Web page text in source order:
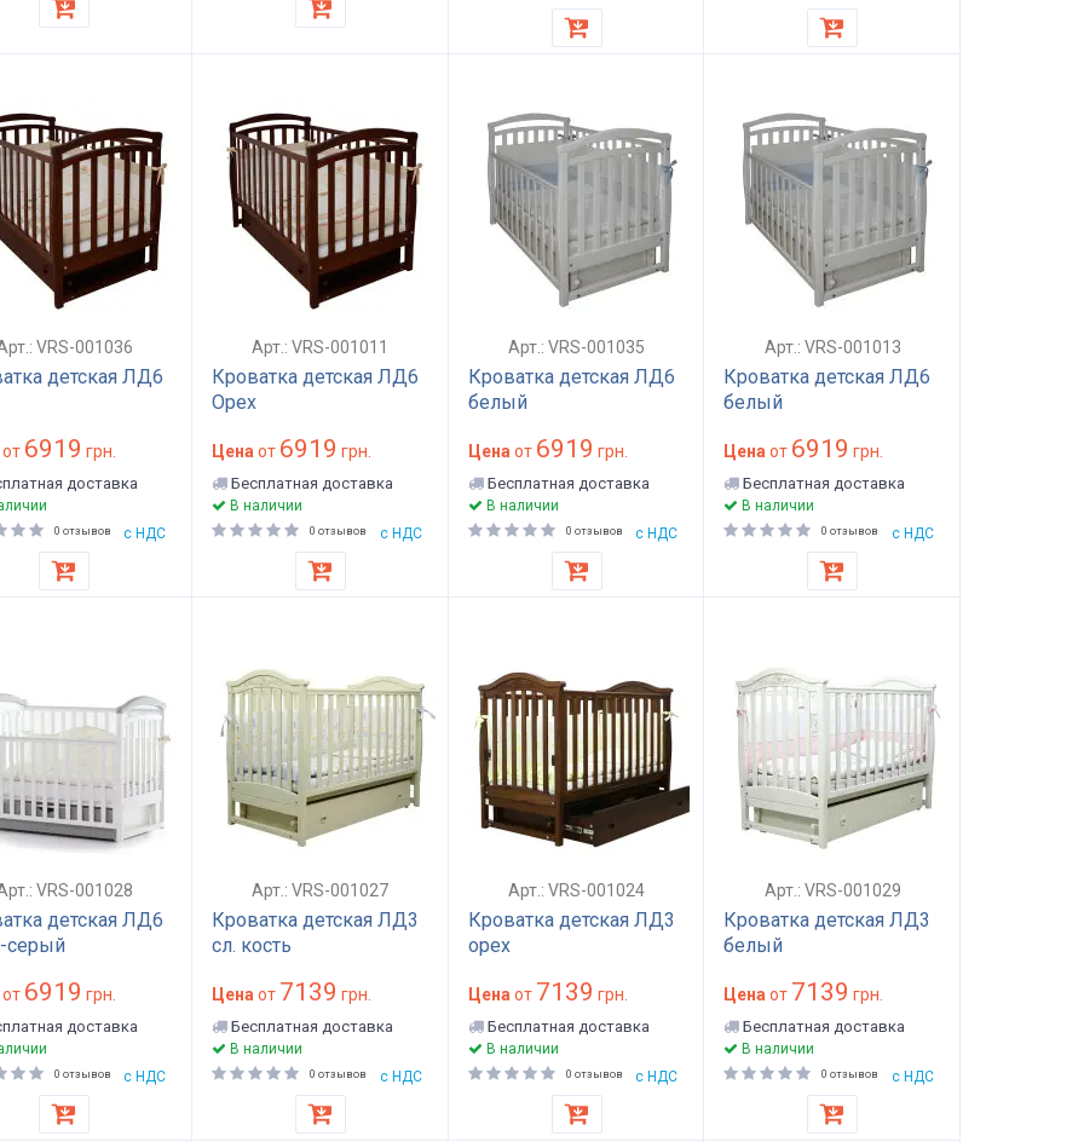
VRS-001036
детская ЛД6
от 6919 грн.
доставка
0 отзывов с НДС
Арт.: VRS-001011
Кроватка детская ЛД6
Орех
Цена от 6919 грн.
Бесплатная доставка
В наличии
0 отзывов с НДС
Арт.: VRS-001035
Кроватка детская ЛД6
белый
Цена от 6919 грн.
Бесплатная доставка
В наличии
0 отзывов с НДС
Арт.: VRS-001013
Кроватка детская ЛД6
белый
Цена от 6919 грн.
Бесплатная доставка
В наличии
0 отзывов с НДС
VRS-001028
детская ЛД6
серый
от 6919 грн.
доставка
0 отзывов с НДС
Арт.: VRS-001027
Кроватка детская ЛД3
сл. кость
Цена от 7139 грн.
Бесплатная доставка
В наличии
0 отзывов с НДС
Арт.: VRS-001024
Кроватка детская ЛД3
орех
Цена от 7139 грн.
Бесплатная доставка
В наличии
0 отзывов с НДС
Арт.: VRS-001029
Кроватка детская ЛД3
белый
Цена от 7139 грн.
Бесплатная доставка
В наличии
0 отзывов с НДС